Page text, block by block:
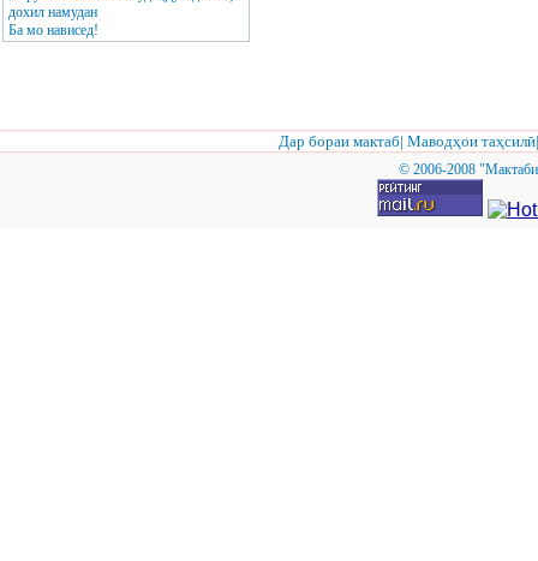
дохил намудан
Ба мо нависед!
Дар бораи мактаб| Маводҳои таҳсилӣ
© 2006-2008 "Мактаби